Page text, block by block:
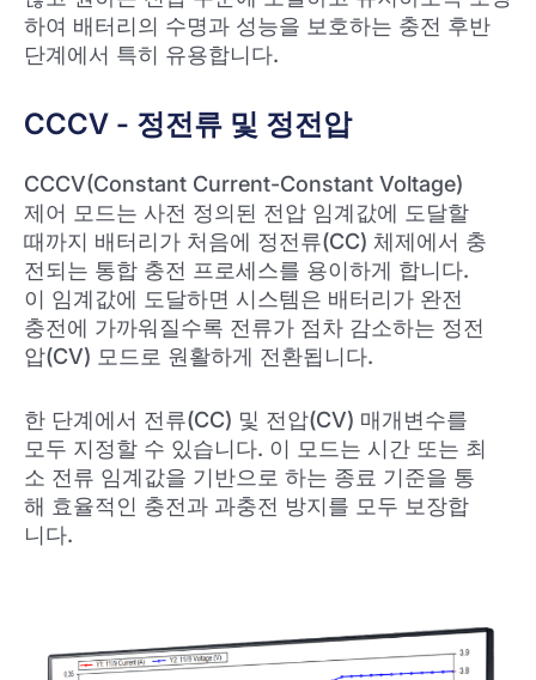
하여 배터리의 수명과 성능을 보호하는 충전 후반
단계에서 특히 유용합니다.
CCCV - 정전류 및 정전압
CCCV(Constant Current-Constant Voltage)
제어 모드는 사전 정의된 전압 임계값에 도달할
때까지 배터리가 처음에 정전류(CC) 체제에서 충
전되는 통합 충전 프로세스를 용이하게 합니다.
이 임계값에 도달하면 시스템은 배터리가 완전
충전에 가까워질수록 전류가 점차 감소하는 정전
압(CV) 모드로 원활하게 전환됩니다.
한 단계에서 전류(CC) 및 전압(CV) 매개변수를
모두 지정할 수 있습니다. 이 모드는 시간 또는 최
소 전류 임계값을 기반으로 하는 종료 기준을 통
해 효율적인 충전과 과충전 방지를 모두 보장합
니다.